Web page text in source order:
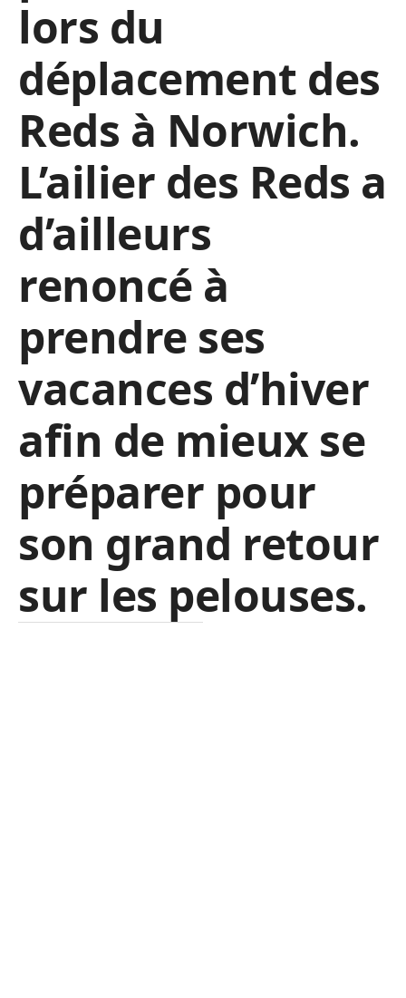
lors du
déplacement des
Reds à Norwich.
L’ailier des Reds a
d’ailleurs
renoncé à
prendre ses
vacances d’hiver
afin de mieux se
préparer pour
son grand retour
sur les pelouses.